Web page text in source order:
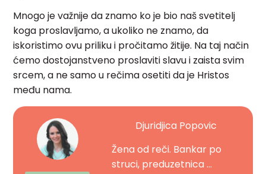
Mnogo je važnije da znamo ko je bio naš svetitelj
koga proslavljamo, a ukoliko ne znamo, da
iskoristimo ovu priliku i pročitamo žitije. Na taj način
ćemo dostojanstveno proslaviti slavu i zaista svim
srcem, a ne samo u rečima osetiti da je Hristos
među nama.
Djuridjica Popovic
Žena od reči. Bankar po
struci, preduzetnica ...